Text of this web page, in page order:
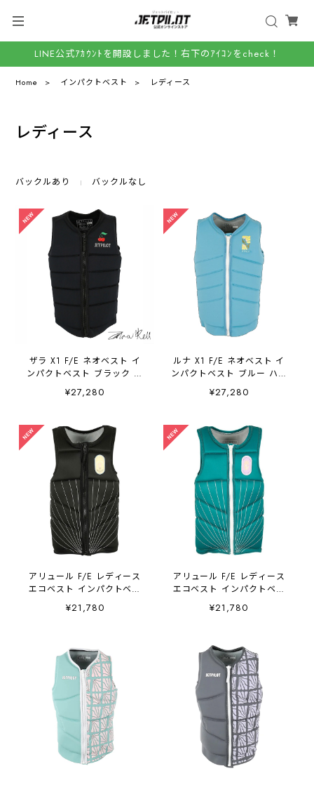
LINE公式ｱｶｳﾝﾄを開設しました！右下のｱｲｺﾝをcheck！
Home インパクトベスト レディース
レディース
バックルあり バックルなし
ザラ X1 F/E ネオベスト イ
ンパクトベスト ブラック ハ
JA26302CE JETPILOT
¥27,280
ルナ X1 F/E ネオベスト イ
ンパクトベスト ブルー ハイ
JETPILOT
¥27,280
アリュール F/E レディース
エコベスト インパクトベス
ト ブラック ハイパフォーマ
ンス JA26298CE JETPILOT
¥21,780
アリュール F/E レディース
エコベスト インパクトベス
ト グリーン ハイパフォーマ
ンス JA26298CE JETPILOT
¥21,780